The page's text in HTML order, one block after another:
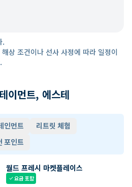
.
상 조건이나 선사 사정에 따라 일정이
이먼트, 에스테
인먼트
리트릿 체험
포인트
월드 프레시 마켓플레이스
check요금 포함